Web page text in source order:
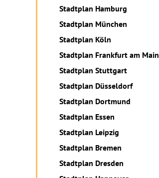
Stadtplan Hamburg
Stadtplan München
Stadtplan Köln
Stadtplan Frankfurt am Main
Stadtplan Stuttgart
Stadtplan Düsseldorf
Stadtplan Dortmund
Stadtplan Essen
Stadtplan Leipzig
Stadtplan Bremen
Stadtplan Dresden